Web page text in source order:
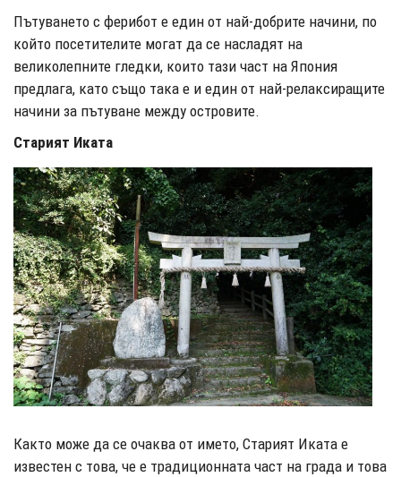
Пътуването с ферибот е един от най-добрите начини, по
който посетителите могат да се насладят на
великолепните гледки, които тази част на Япония
предлага, като също така е и един от най-релаксиращите
начини за пътуване между островите.
Старият Иката
Както може да се очаква от името, Старият Иката е
известен с това, че е традиционната част на града и това